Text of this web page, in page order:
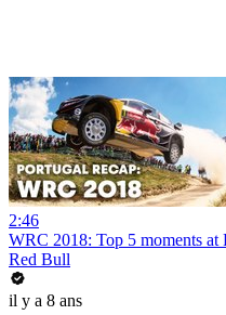
2:46
WRC 2018: Top 5 moments at
Red Bull
il y a 8 ans